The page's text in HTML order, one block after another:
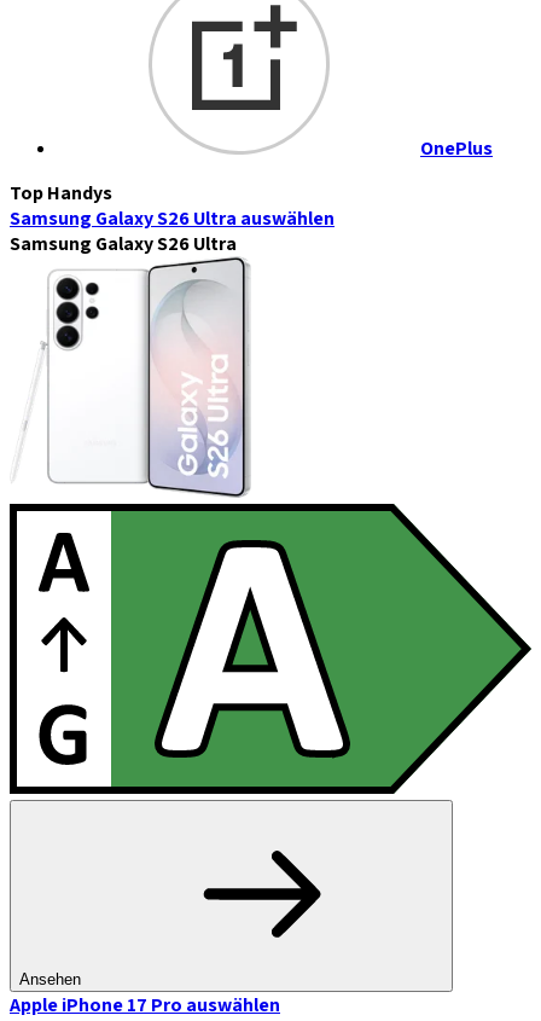
OnePlus
Top Handys
Samsung Galaxy S26 Ultra auswählen
Samsung Galaxy S26 Ultra
Ansehen
Apple iPhone 17 Pro auswählen